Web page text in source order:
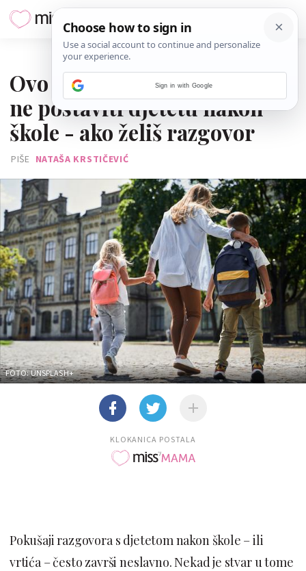
Ovo su pitanja koje je bolje
ne postaviti djetetu nakon
škole - ako želiš razgovor
PIŠE NATAŠA KRSTIČEVIĆ
FOTO: UNSPLASH+
KLOKANICA POSTALA
Pokušaji razgovora s djetetom nakon škole – ili
vrtića – često završi neslavno. Nekad je stvar u tome
Sign in with Google